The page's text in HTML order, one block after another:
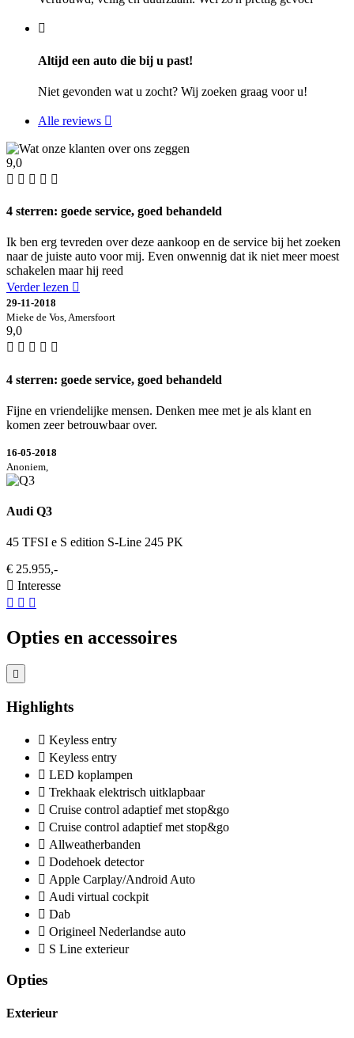
Altijd een auto die bij u past!
Niet gevonden wat u zocht? Wij zoeken graag voor u!
Alle reviews
9,0
4 sterren: goede service, goed behandeld
Ik ben erg tevreden over deze aankoop en de service bij het zoeken
naar de juiste auto voor mij. Even onwennig dat ik niet meer moest
schakelen maar hij reed
Verder lezen
29-11-2018
Mieke de Vos, Amersfoort
9,0
4 sterren: goede service, goed behandeld
Fijne en vriendelijke mensen. Denken mee met je als klant en
komen zeer betrouwbaar over.
16-05-2018
Anoniem,
Audi Q3
45 TFSI e S edition S-Line 245 PK
€ 25.955,-
Interesse
Opties en accessoires
Highlights
Keyless entry
Keyless entry
LED koplampen
Trekhaak elektrisch uitklapbaar
Cruise control adaptief met stop&go
Cruise control adaptief met stop&go
Allweatherbanden
Dodehoek detector
Apple Carplay/Android Auto
Audi virtual cockpit
Dab
Origineel Nederlandse auto
S Line exterieur
Opties
Exterieur